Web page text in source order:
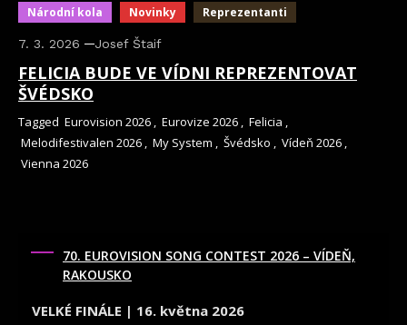
Národní kola Novinky Reprezentanti
7. 3. 2026 Josef Štaif
FELICIA BUDE VE VÍDNI REPREZENTOVAT
ŠVÉDSKO
Tagged Eurovision 2026 , Eurovize 2026 , Felicia ,
Melodifestivalen 2026 , My System , Švédsko , Vídeň 2026 ,
Vienna 2026
70. EUROVISION SONG CONTEST 2026 – VÍDEŇ,
RAKOUSKO
VELKÉ FINÁLE | 16. května 2026